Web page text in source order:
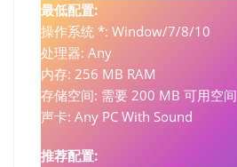
最低配置:
操作系统 *: Window/7/8/10
处理器: Any
内存: 256 MB RAM
存储空间: 需要 200 MB 可用空间
声卡: Any PC With Sound
推荐配置: